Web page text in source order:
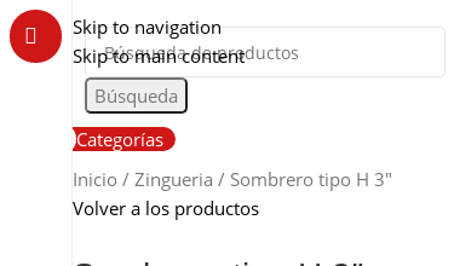
Skip to navigation
Skip to main content
Búsqueda
Categorías
Inicio
Zingueria
Sombrero tipo H 3″
Volver a los productos